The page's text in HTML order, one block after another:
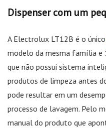
Dispenser com um
A Electrolux LT12B é o único
modelo da mesma família e
que não possui sistema
produtos de limpeza antes
pode resultar em um
processo de lavagem. Pelo
manual do produto que